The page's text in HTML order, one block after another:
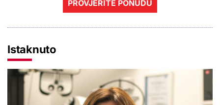
PROVJERITE PONUDU
Istaknuto